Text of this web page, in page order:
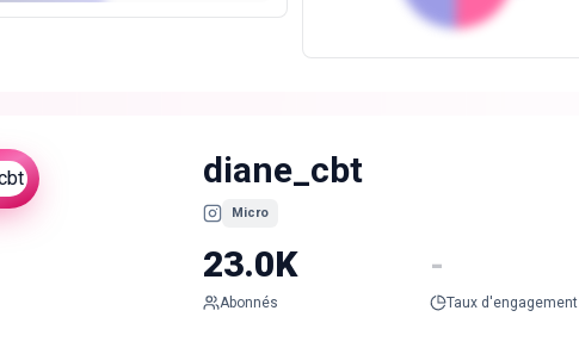
diane_cbt
Micro
23.0K
Abonnés
-
Taux d'engagement